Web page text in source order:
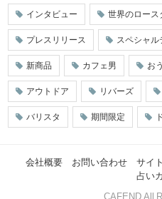
インタビュー 世界のロース
プレスリリース スペシャル
新商品 カフェ男 お
アウトドア リバーズ
バリスタ 期間限定
会社概要 お問い合わせ サイ
占い
© CAFEND All